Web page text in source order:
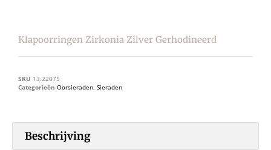
Klapoorringen Zirkonia Zilver Gerhodineerd
SKU 13.22075
Categorieën Oorsieraden, Sieraden
Beschrijving